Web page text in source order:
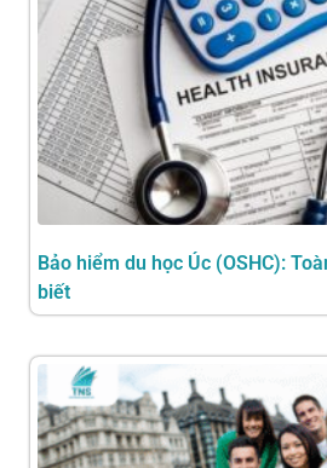
Bảo hiểm du học Úc (OSHC):
biết